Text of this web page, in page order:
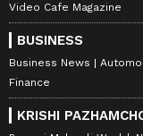
Video Cafe Magazine
BUSINESS
Business News
Finance
KRISHI